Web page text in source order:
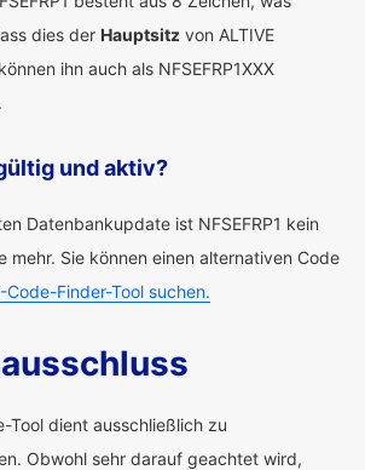
dies der Hauptsitz von ALTIVE
ihn auch als NFSEFRP1XXX
und aktiv?
Datenbankupdate ist NFSEFRP1 kein
mehr. Sie können einen alternativen Code
Code-Finder-Tool suchen.
Tool dient ausschließlich zu
Obwohl sehr darauf geachtet wird,